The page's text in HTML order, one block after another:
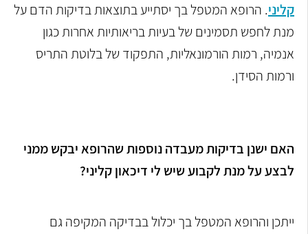
קליני. הרופא המטפל בך יסתייע בתוצאות בדיקות הדם על
מנת לחפש תסמינים של בעיות בריאותיות אחרות כגון
אנמיה, רמות הורמונאליות, התפקוד של בלוטת התריס
ורמות הסידן.
האם ישנן בדיקות מעבדה נוספות שהרופא יבקש ממני
לבצע על מנת לקבוע שיש לי דיכאון קליני?
ייתכן והרופא המטפל בך יכלול בבדיקה המקיפה גם